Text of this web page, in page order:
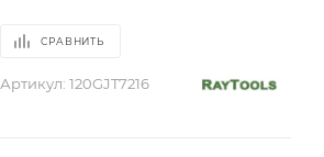
СРАВНИТЬ
Артикул: 120GJT7216